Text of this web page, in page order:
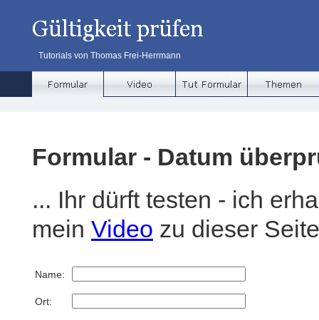
Tutorials von Thomas Frei-Herrmann
Formular - Datum
... Ihr dürft testen - ich
mein Video zu dieser
Name:
Ort: